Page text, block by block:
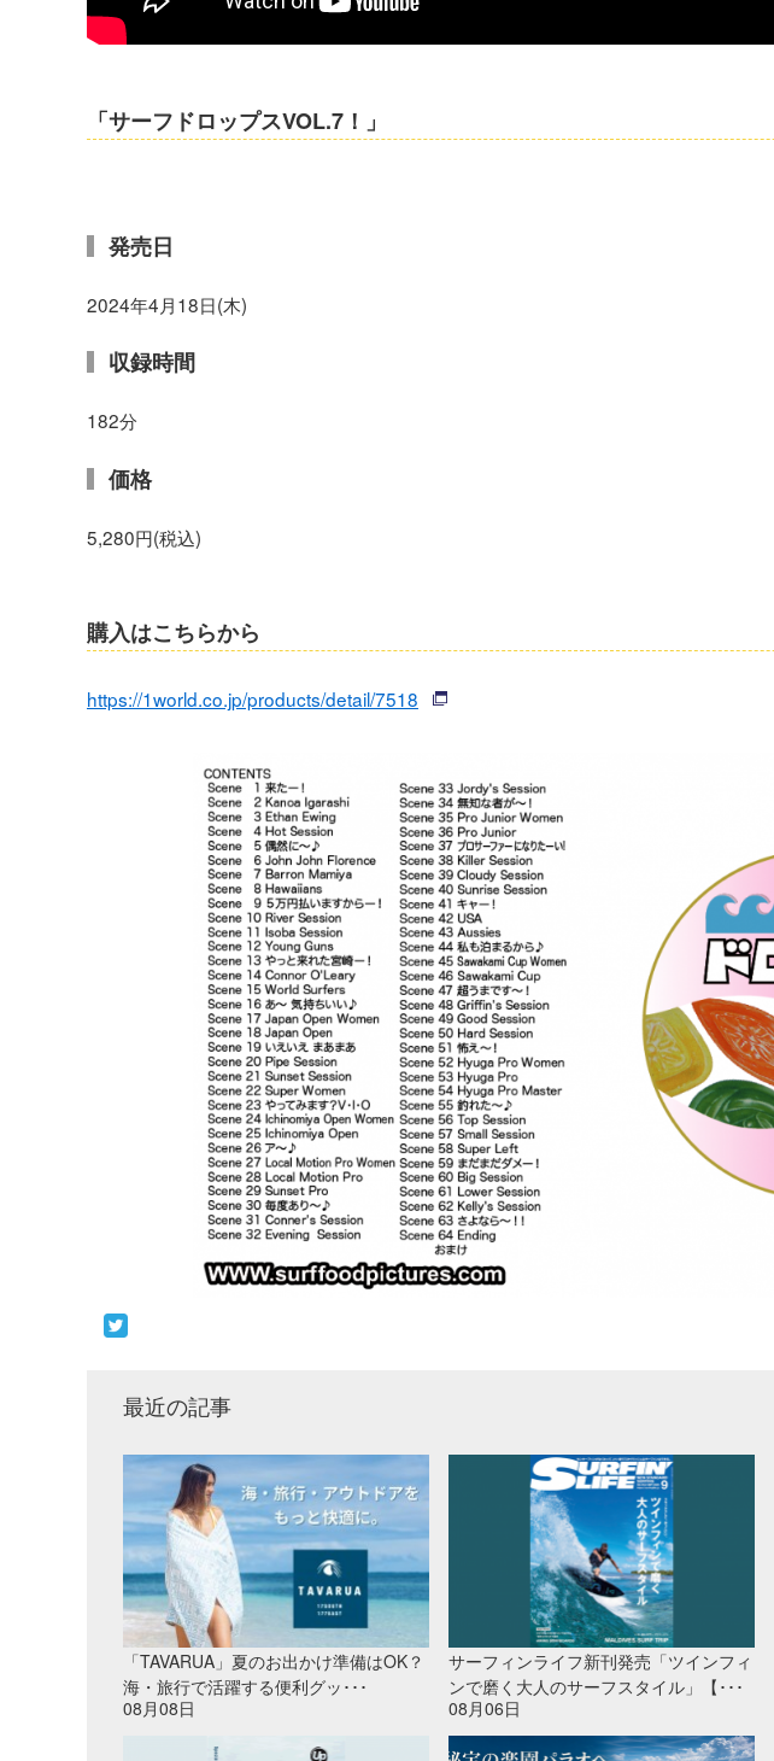
「サーフドロップスVOL.7！」
発売日
2024年4月18日(木)
収録時間
182分
価格
5,280円(税込)
購入はこちらから
https://1world.co.jp/products/detail/7518
最近の記事
「TAVARUA」夏のお出かけ準備はOK？
海・旅行で活躍する便利グッ･･･
08月08日
サーフィンライフ新刊発売「ツインフィ
ンで磨く大人のサーフスタイル」【･･･
08月06日